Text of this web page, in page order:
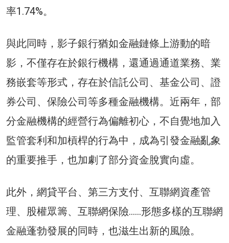
率1.74%。
與此同時，影子銀行猶如金融鏈條上游動的暗
影，不僅存在於銀行機構，還通過通道業務、業
務嵌套等形式，存在於信託公司、基金公司、證
券公司、保險公司等多種金融機構。近兩年，部
分金融機構的經營行為偏離初心，不自覺地加入
監管套利和加槓桿的行為中，成為引發金融亂象
的重要推手，也加劇了部分資金脫實向虛。
此外，網貸平台、第三方支付、互聯網資產管
理、股權眾籌、互聯網保險……形態多樣的互聯網
金融蓬勃發展的同時，也滋生出新的風險。